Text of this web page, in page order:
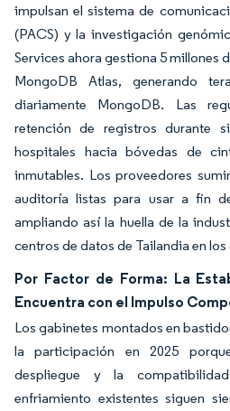
impulsan el sistema de
(PACS) y la investigación
Services ahora gestiona 5 millones
MongoDB Atlas, generando
diariamente MongoDB. Las
retención de registros durante
hospitales hacia bóvedas de
inmutables. Los proveedores
auditoría listas para usar a fin
ampliando así la huella de la
centros de datos de Tailandia en
Por Factor de Forma: La
Encuentra con el Impulso
Los gabinetes montados en
la participación en 2025
despliegue y la
enfriamiento existentes siguen